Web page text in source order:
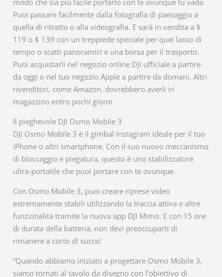
modo che sia più facile portarlo con te ovunque tu vada.
Puoi passare facilmente dalla fotografia di paesaggio a
quella di ritratto o alla videografia. E sarà in vendita a $
119 o $ 139 con un treppiede speciale per quei lasso di
tempo o scatti panoramici e una borsa per il trasporto.
Puoi acquistarli nel negozio online DJI ufficiale a partire
da oggi o nel tuo negozio Apple a partire da domani. Altri
rivenditori, come Amazon, dovrebbero averli in
magazzino entro pochi giorni.
Il pieghevole DJI Osmo Mobile 3
DJI Osmo Mobile 3 è il gimbal Instagram ideale per il tuo
iPhone o altri smartphone. Con il suo nuovo meccanismo
di bloccaggio e piegatura, questo è uno stabilizzatore
ultra-portatile che puoi portare con te ovunque.
Con Osmo Mobile 3, puoi creare riprese video
estremamente stabili utilizzando la traccia attiva e altre
funzionalità tramite la nuova app DJI Mimo. E con 15 ore
di durata della batteria, non devi preoccuparti di
rimanere a corto di succo!
“Quando abbiamo iniziato a progettare Osmo Mobile 3,
siamo tornati al tavolo da disegno con l’obiettivo di